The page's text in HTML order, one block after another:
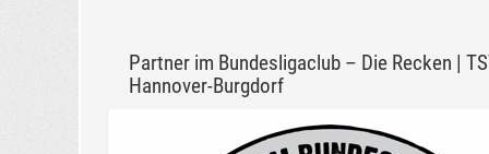
Partner im Bundesligaclub – Die Recken |
Hannover-Burgdorf